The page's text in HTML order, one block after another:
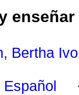
Bertha